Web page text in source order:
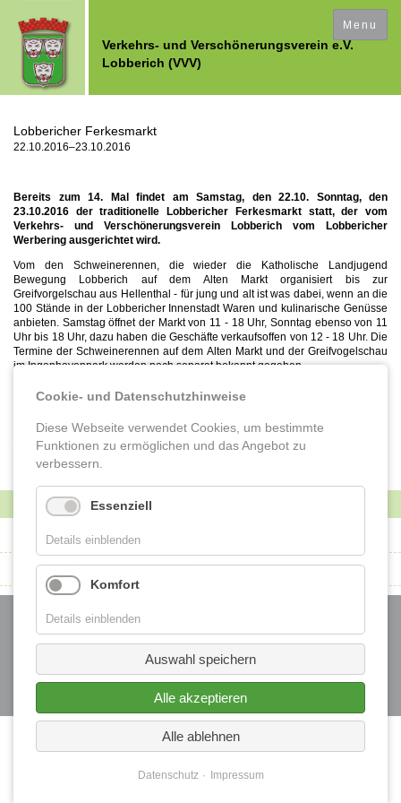
Verkehrs- und Verschönerungsverein e.V.
Lobberich (VVV)
Menu
Lobbericher Ferkesmarkt
22.10.2016–23.10.2016
Bereits zum 14. Mal findet am Samstag, den 22.10. Sonntag, den
23.10.2016 der traditionelle Lobbericher Ferkesmarkt statt, der vom
Verkehrs- und Verschönerungsverein Lobberich vom Lobbericher
Werbering ausgerichtet wird.
Vom den Schweinerennen, die wieder die Katholische Landjugend
Bewegung Lobberich auf dem Alten Markt organisiert bis zur
Greifvorgelschau aus Hellenthal - für jung und alt ist was dabei, wenn an die
100 Stände in der Lobbericher Innenstadt Waren und kulinarische Genüsse
anbieten. Samstag öffnet der Markt von 11 - 18 Uhr, Sonntag ebenso von 11
Uhr bis 18 Uhr, dazu haben die Geschäfte verkaufsoffen von 12 - 18 Uhr. Die
Termine der Schweinerennen auf dem Alten Markt und der Greifvogelschau
im Ingenhovenpark werden noch separat bekannt gegeben.
Hier weitere Informationen
Zurück
Aktuelle Termine
15.08.2026 17:00 Liv(f)e am Wenkbüll
24.10.2026–25.10.2026 Ferkesmarkt
Kontakt
Datenschutz
Cookie- und Datenschutzhinweise
Diese Webseite verwendet Cookies, um bestimmte
Funktionen zu ermöglichen und das Angebot zu
verbessern.
Essenziell
Details einblenden
Komfort
Details einblenden
Auswahl speichern
Alle akzeptieren
Alle ablehnen
Datenschutz Impressum
Vorstand
Ferkesmarkt
Insektenhotel
Jahreshaupt- versammlung
Adventsmarkt
Ferkesmarkt
500 Jahre Marktrechte
Historische Ansichten
Buchvorstellung "Samt und Seide" "Land und Leute"
Vom Brunnen zum Wasserspiel
Fotos von Freunden
Verleihung des Werner-Jaeger-Preises
Presseberichte "Werner Jaeger"
Literatut über Lobberich
C Sanduhrtafeln
Presseberichte "Werner Jaeger"
Presseberichte Tag des Offenen Dekmals 2011
Presseberichte über den Wenkbüll
Presseberichte über den neuen (alten) Markt